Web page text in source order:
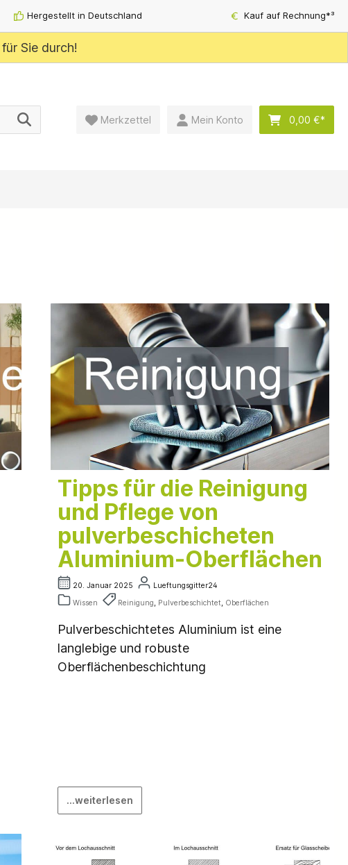
Hergestellt in Deutschland Kauf auf Rechnung*³
für Sie durch!
Merkzettel Mein Konto 0,00 €*
Tipps für die Reinigung
und Pflege von
pulverbeschicheten
Aluminium-Oberflächen
20. Januar 2025
Lueftungsgitter24
Wissen
Reinigung, Pulverbeschichtet, Oberflächen
Pulverbeschichtetes Aluminium ist eine
langlebige und robuste
Oberflächenbeschichtung
...weiterlesen